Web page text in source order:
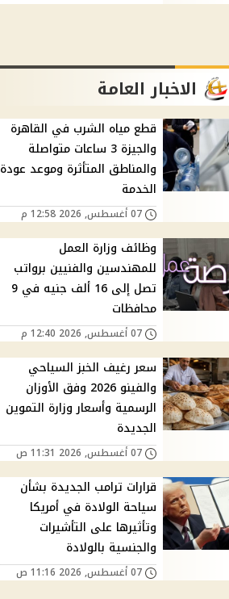
الاخبار العامة
قطع مياه الشرب في القاهرة
والجيزة 3 ساعات متواصلة
والمناطق المتأثرة وموعد عودة
الخدمة
07 أغسطس, 2026 12:58 م
وظائف وزارة العمل
للمهندسين والفنيين برواتب
تصل إلى 16 ألف جنيه في 9
محافظات
07 أغسطس, 2026 12:40 م
سعر رغيف الخبز السياحي
والفينو 2026 وفق الأوزان
الرسمية وأسعار وزارة التموين
الجديدة
07 أغسطس, 2026 11:31 ص
قرارات ترامب الجديدة بشأن
سياحة الولادة في أمريكا
وتأثيرها على التأشيرات
والجنسية بالولادة
07 أغسطس, 2026 11:16 ص